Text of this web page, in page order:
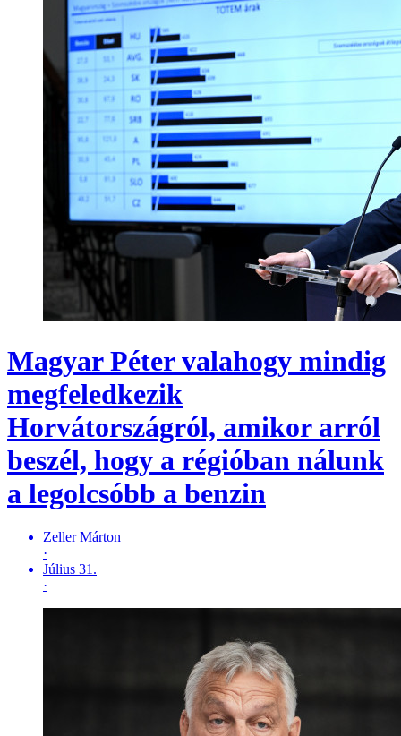
Magyar Péter valahogy mindig
megfeledkezik
Horvátországról, amikor arról
beszél, hogy a régióban nálunk
a legolcsóbb a benzin
Zeller Márton
·
Július 31.
·